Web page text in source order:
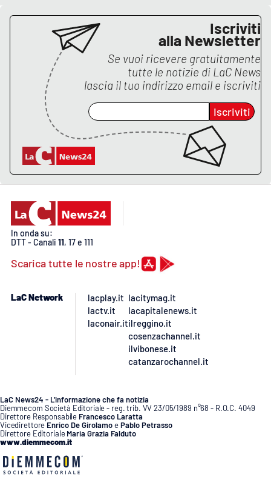
Iscriviti
alla Newsletter
Se vuoi ricevere gratuitamente
tutte le notizie di LaC News
lascia il tuo indirizzo email e iscriviti
Iscriviti
In onda su:
DTT - Canali 11, 17 e 111
Scarica tutte le nostre app!
LaC Network
lacplay.it
lactv.it
laconair.it
lacitymag.it
lacapitalenews.it
ilreggino.it
cosenzachannel.it
ilvibonese.it
catanzarochannel.it
LaC News24 - L’informazione che fa notizia
Diemmecom Società Editoriale - reg. trib. VV 23/05/1989 n°68 - R.O.C. 4049
Direttore Responsabile Francesco Laratta
Vicedirettore Enrico De GirolamoePablo Petrasso
Direttore Editoriale Maria Grazia Falduto
www.diemmecom.it